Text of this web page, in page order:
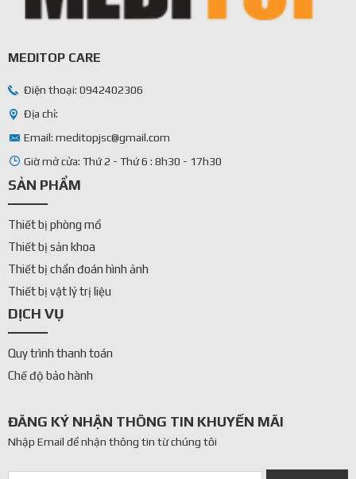
MEDITOP CARE
Điện thoại: 0942402306
Địa chỉ:
Email: meditopjsc@gmail.com
Giờ mở cửa: Thứ 2 - Thứ 6 : 8h30 - 17h30
SẢN PHẨM
Thiết bị phòng mổ
Thiết bị sản khoa
Thiết bị chẩn đoán hình ảnh
Thiết bị vật lý trị liệu
DỊCH VỤ
Quy trình thanh toán
Chế độ bảo hành
ĐĂNG KÝ NHẬN THÔNG TIN KHUYẾN MÃI
Nhập Email để nhận thông tin từ chúng tôi